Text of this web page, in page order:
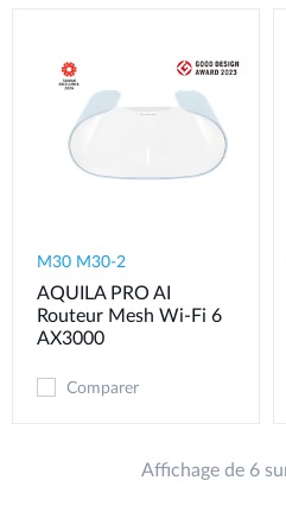
M30 M30-2
AQUILA PRO AI
Routeur Mesh Wi-Fi 6
AX3000
Comparer
Affichage de 6